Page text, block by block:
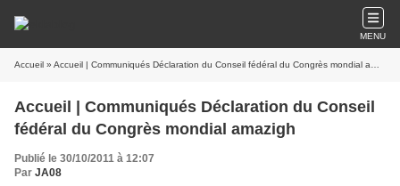
MENU
Accueil » Accueil | Communiqués Déclaration du Conseil fédéral du Congrès mondial amazigh
Accueil | Communiqués Déclaration du Conseil
fédéral du Congrès mondial amazigh
Publié le 30/10/2011 à 12:07
Par JA08